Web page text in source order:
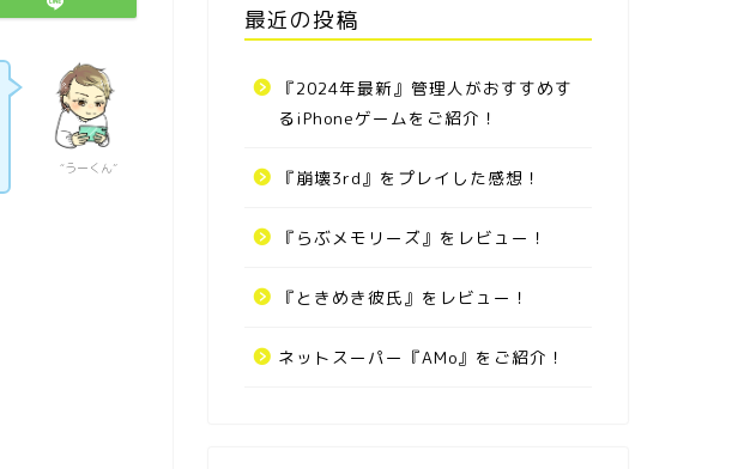
“うーくん”
最近の投稿
『2024年最新』管理人がおすすめす
るiPhoneゲームをご紹介！
『崩壊3rd』をプレイした感想！
『らぶメモリーズ』をレビュー！
『ときめき彼氏』をレビュー！
ネットスーパー『AMo』をご紹介！